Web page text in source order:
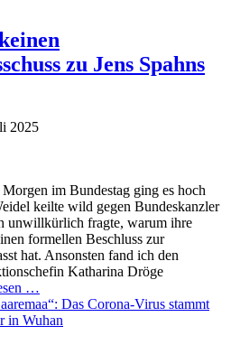
zu Jens Spahns
2025
im Bundestag ging es hoch
keilte wild gegen Bundeskanzler
unwillkürlich fragte, warum ihre
formellen Beschluss zur
hat. Ansonsten fand ich den
Katharina Dröge
…